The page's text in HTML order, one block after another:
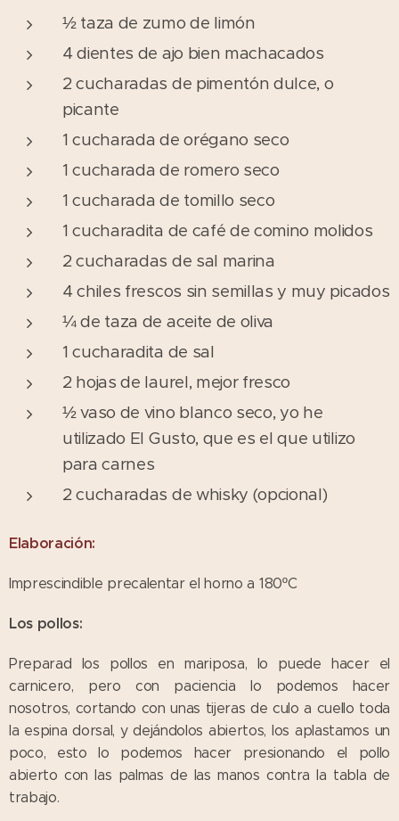
½ taza de zumo de limón
4 dientes de ajo bien machacados
2 cucharadas de pimentón dulce, o
picante
1 cucharada de orégano seco
1 cucharada de romero seco
1 cucharada de tomillo seco
1 cucharadita de café de comino molidos
2 cucharadas de sal marina
4 chiles frescos sin semillas y muy picados
¼ de taza de aceite de oliva
1 cucharadita de sal
2 hojas de laurel, mejor fresco
½ vaso de vino blanco seco, yo he
utilizado El Gusto, que es el que utilizo
para carnes
2 cucharadas de whisky (opcional)
Elaboración:
Imprescindible precalentar el horno a 180ºC
Los pollos:
Preparad los pollos en mariposa, lo puede hacer el
carnicero, pero con paciencia lo podemos hacer
nosotros, cortando con unas tijeras de culo a cuello toda
la espina dorsal, y dejándolos abiertos, los aplastamos un
poco, esto lo podemos hacer presionando el pollo
abierto con las palmas de las manos contra la tabla de
trabajo.